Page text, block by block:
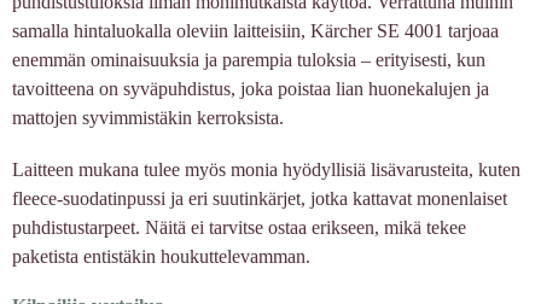
samalla hintaluokalla oleviin laitteisiin, Kärcher SE 4001 tarjoaa
enemmän ominaisuuksia ja parempia tuloksia – erityisesti, kun
tavoitteena on syväpuhdistus, joka poistaa lian huonekalujen ja
mattojen syvimmistäkin kerroksista.
Laitteen mukana tulee myös monia hyödyllisiä lisävarusteita, kuten
fleece-suodatinpussi ja eri suutinkärjet, jotka kattavat monenlaiset
puhdistustarpeet. Näitä ei tarvitse ostaa erikseen, mikä tekee
paketista entistäkin houkuttelevamman.